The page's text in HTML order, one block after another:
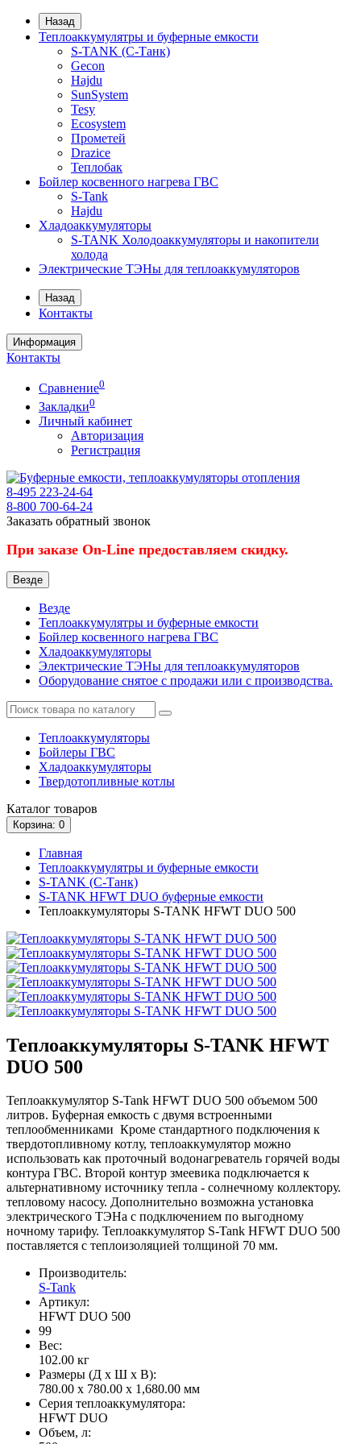
Назад
Теплоаккумулятры и буферные емкости
S-TANK (С-Танк)
Gecon
Hajdu
SunSystem
Tesy
Ecosystem
Прометей
Drazice
Теплобак
Бойлер косвенного нагрева ГВС
S-Tank
Hajdu
Хладоаккумуляторы
S-TANK Холодоаккумуляторы и накопители
холода
Электрические ТЭНы для теплоаккумуляторов
Назад
Контакты
Информация
Контакты
Сравнение0
Закладки0
Личный кабинет
Авторизация
Регистрация
8-495 223-24-64
8-800 700-64-24
Заказать обратный звонок
При заказе On-Line предоставляем скидку.
Везде
Везде
Теплоаккумулятры и буферные емкости
Бойлер косвенного нагрева ГВС
Хладоаккумуляторы
Электрические ТЭНы для теплоаккумуляторов
Оборудование снятое с продажи или с производства.
Теплоаккумуляторы
Бойлеры ГВС
Хладоаккумуляторы
Твердотопливные котлы
Каталог товаров
Корзина: 0
Главная
Теплоаккумулятры и буферные емкости
S-TANK (С-Танк)
S-TANK HFWT DUO буферные емкости
Теплоаккумуляторы S-TANK HFWT DUO 500
Теплоаккумуляторы S-TANK HFWT
DUO 500
Теплоаккумулятор S-Tank HFWT DUO 500 объемом 500
литров. Буферная емкость с двумя встроенными
теплообменниками Кроме стандартного подключения к
твердотопливному котлу, теплоаккумулятор можно
использовать как проточный водонагреватель горячей воды
контура ГВС. Второй контур змеевика подключается к
альтернативному источнику тепла - солнечному коллектору.
тепловому насосу. Дополнительно возможна установка
электрического ТЭНа с подключением по выгодному
ночному тарифу. Теплоаккумулятор S-Tank HFWT DUO 500
поставляется с теплоизоляцией толщиной 70 мм.
Производитель:
S-Tank
Артикул:
HFWT DUO 500
99
Вес:
102.00 кг
Размеры (Д x Ш x В):
780.00 x 780.00 x 1,680.00 мм
Серия теплоаккумулятора:
HFWT DUO
Объем, л: